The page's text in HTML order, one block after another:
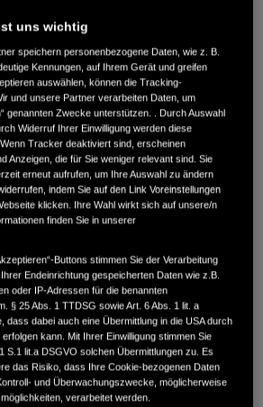
crystal black pearl
166.000 km
Super
Automatik
5
61 kW / 83 PS
1.339 cm³
10.2007
Limousine
uns wichtig
speichern personenbezogene Daten, wie z. B.
Kennungen, auf Ihrem Gerät und greifen
auswählen, können die Tracking-
und unsere Partner verarbeiten Daten, um
genannten Zwecke unterstützen. . Durch Auswahl
Widerruf Ihrer Einwilligung werden diese
Tracker deaktiviert sind, erscheinen
Anzeigen, die für Sie weniger relevant sind. Sie
erneut aufrufen, um Ihre Auswahl zu ändern
indem Sie auf den Link Voreinstellungen
klicken. Ihre Wahl wirkt sich auf unsere/n
finden Sie in unserer
Buttons stimmen Sie der Verarbeitung
Endeinrichtung gespeicherten Daten wie z.B.
oder IP-Adressen für die benannten
§ 25 Abs. 1 TTDSG sowie Art. 6 Abs. 1 lit. a
dass dabei auch eine Übermittlung in die USA durch
kann. Mit Ihrer Einwilligung stimmen Sie
S.1 lit.a DSGVO solchen Übermittlungen zu. Es
das Risiko, dass Ihre Cookie-bezogenen Daten
und Überwachungszwecke, möglicherweise
verarbeitet werden.